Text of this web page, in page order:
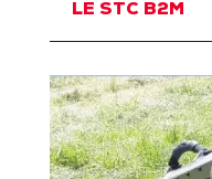
LE STC B2M